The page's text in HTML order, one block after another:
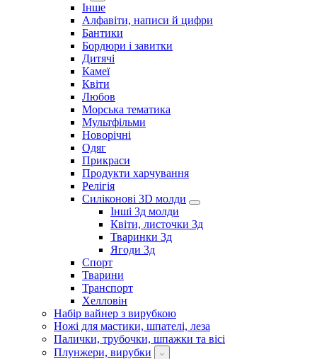
Інше
Алфавіти, написи й цифри
Бантики
Бордюри і завитки
Дитячі
Камеї
Квіти
Любов
Морська тематика
Мультфільми
Новорічні
Одяг
Прикраси
Продукти харчування
Релігія
Силіконові 3D молди
Інші 3д молди
Квіти, листочки 3д
Тваринки 3д
Ягоди 3д
Спорт
Тварини
Транспорт
Хелловін
Набір вайнер з вирубкою
Ножі для мастики, шпателі, леза
Палички, трубочки, шпажки та вісі
Плунжери, вирубки